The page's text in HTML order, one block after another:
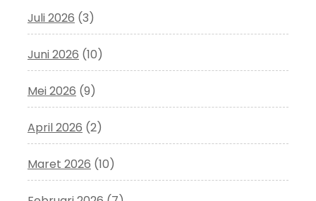
Juli 2026 (3)
Juni 2026 (10)
Mei 2026 (9)
April 2026 (2)
Maret 2026 (10)